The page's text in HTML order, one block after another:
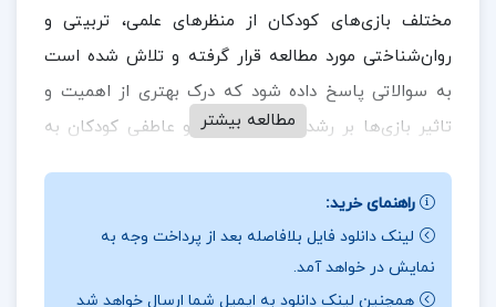
مختلف بازی‌های کودکان از منظرهای علمی، تربیتی و
روان‌شناختی مورد مطالعه قرار گرفته و تلاش شده است
به سوالاتی پاسخ داده شود که درک بهتری از اهمیت و
تاثیر بازی‌ها بر رشد جسمی، ذهنی و عاطفی کودکان به
متعدد، تلاش کرده است تا ارتباط میان بازی‌ها و جنبه‌های
مختلف تربیت و رشد کودکان را به شیوه‌ای دقیق و جامع
بررسی کند.در ادامه همراه
مطالعه بیشتر
راهنمای خرید:
لینک دانلود فایل بلافاصله بعد از پرداخت وجه به
نمایش در خواهد آمد.
همچنین لینک دانلود به ایمیل شما ارسال خواهد شد